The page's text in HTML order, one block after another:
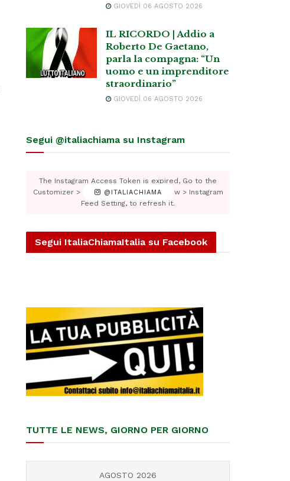
GIOVEDÌ 06 AGOSTO 2026
IL RICORDO | Addio a
Roberto De Gaetano,
parla la compagna: “Un
uomo e un imprenditore
straordinario”
GIOVEDÌ 06 AGOSTO 2026
Segui @italiachiama su Instagram
@ITALIACHIAMA
The Instagram Access Token is expired, Go to the
Customizer > JNews : Social, Like & View > Instagram
Feed Setting, to refresh it.
Segui ItaliaChiamaItalia su Facebook
TUTTE LE NEWS, GIORNO PER GIORNO
AGOSTO 2026